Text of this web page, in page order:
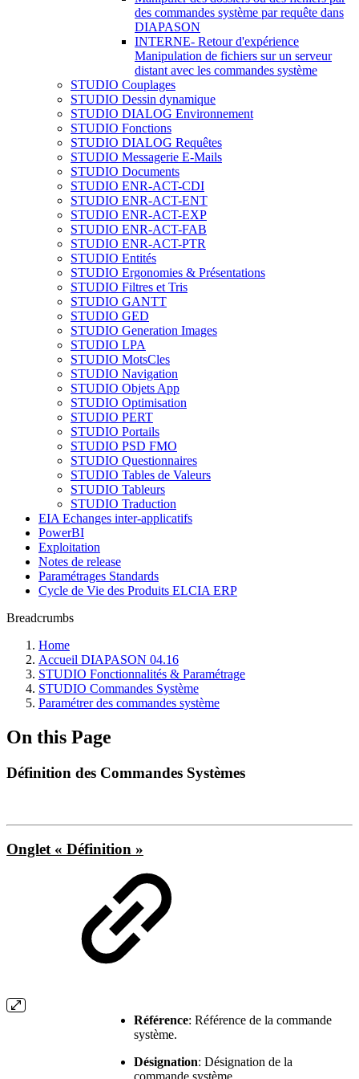
des commandes système par requête dans
DIAPASON
INTERNE- Retour d'expérience
Manipulation de fichiers sur un serveur
distant avec les commandes système
STUDIO Couplages
STUDIO Dessin dynamique
STUDIO DIALOG Environnement
STUDIO Fonctions
STUDIO DIALOG Requêtes
STUDIO Messagerie E-Mails
STUDIO Documents
STUDIO ENR-ACT-CDI
STUDIO ENR-ACT-ENT
STUDIO ENR-ACT-EXP
STUDIO ENR-ACT-FAB
STUDIO ENR-ACT-PTR
STUDIO Entités
STUDIO Ergonomies & Présentations
STUDIO Filtres et Tris
STUDIO GANTT
STUDIO GED
STUDIO Generation Images
STUDIO LPA
STUDIO MotsCles
STUDIO Navigation
STUDIO Objets App
STUDIO Optimisation
STUDIO PERT
STUDIO Portails
STUDIO PSD FMO
STUDIO Questionnaires
STUDIO Tables de Valeurs
STUDIO Tableurs
STUDIO Traduction
EIA Echanges inter-applicatifs
PowerBI
Exploitation
Notes de release
Paramétrages Standards
Cycle de Vie des Produits ELCIA ERP
Breadcrumbs
Home
Accueil DIAPASON 04.16
STUDIO Fonctionnalités & Paramétrage
STUDIO Commandes Système
Paramétrer des commandes système
On this Page
Définition des Commandes Systèmes
Onglet « Définition »
Référence: Référence de la commande
système.
Désignation: Désignation de la
commande système.